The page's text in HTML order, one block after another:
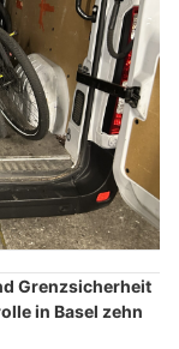
Grenzsicherheit
in Basel zehn